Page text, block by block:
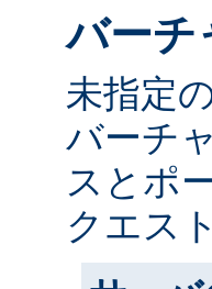
バーチ
未指定
バーチ
スとポ
クエス